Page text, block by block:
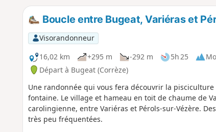
Boucle entre Bugeat, Variéras et
Visorandonneur
16,02 km
+295 m -292 m 5h 25
Départ à Bugeat (Corrèze)
Une randonnée qui vous fera découvrir la
fontaine. Le village et hameau en toit de chaume de
carolingienne, entre Variéras et Pérols-sur-Vézère.
très peu fréquentées.